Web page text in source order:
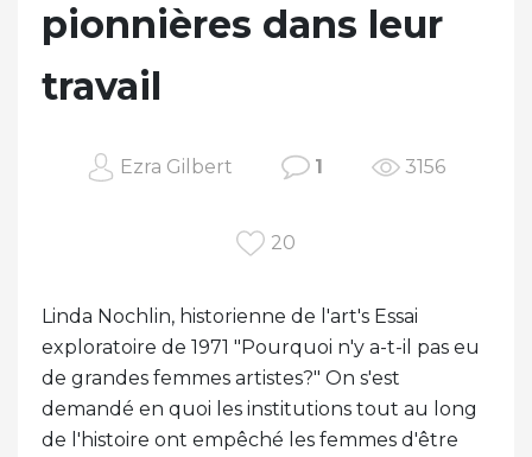
pionnières dans leur
travail
Ezra Gilbert 1 3156
20
Linda Nochlin, historienne de l'art's Essai
exploratoire de 1971 "Pourquoi n'y a-t-il pas eu
de grandes femmes artistes?" On s'est
demandé en quoi les institutions tout au long
de l'histoire ont empêché les femmes d'être